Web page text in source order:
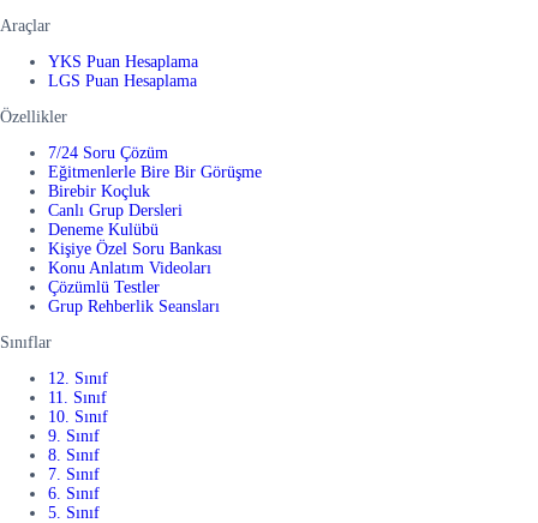
Araçlar
YKS Puan Hesaplama
LGS Puan Hesaplama
Özellikler
7/24 Soru Çözüm
Eğitmenlerle Bire Bir Görüşme
Birebir Koçluk
Canlı Grup Dersleri
Deneme Kulübü
Kişiye Özel Soru Bankası
Konu Anlatım Videoları
Çözümlü Testler
Grup Rehberlik Seansları
Sınıflar
12. Sınıf
11. Sınıf
10. Sınıf
9. Sınıf
8. Sınıf
7. Sınıf
6. Sınıf
5. Sınıf